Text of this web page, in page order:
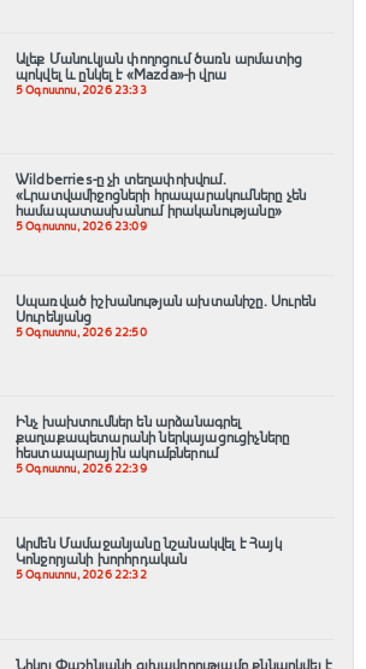
Ալեք Մանուկյան փողոցում ծառն արմատից
պոկվել և ընկել է «Mazda»-ի վրա
5 Օգոստոս, 2026 23:33
Wildberries-ը չի տեղափոխվում․
«Լրատվամիջոցների հրապարակումները չեն
համապատասխանում իրականությանը»
5 Օգոստոս, 2026 23:09
Սպառված իշխանության ախտանիշը. Սուրեն
Սուրենյանց
5 Օգոստոս, 2026 22:50
Ինչ խախտումներ են արձանագրել
քաղաքապետարանի ներկայացուցիչները
հեստապարային ակումբներում
5 Օգոստոս, 2026 22:39
Արմեն Մամաջանյանը նշանակվել է Հայկ
Կոնջորյանի խորհրդական
5 Օգոստոս, 2026 22:32
Նիկոլ Փաշինյանի գլխավորությամբ քննարկվել է